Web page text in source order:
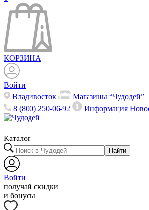
КОРЗИНА
Войти
Владивосток
Магазины “Чудодей”
8 (800) 250-06-92
Информация
Каталог
Найти
Войти
получай скидки
и бонусы